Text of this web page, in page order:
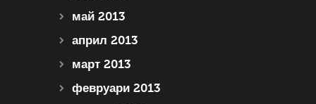
май 2013
април 2013
март 2013
февруари 2013